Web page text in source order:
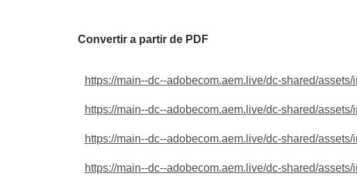
Convertir a partir de PDF
https://main--dc--adobecom.aem.live/dc-shared/
https://main--dc--adobecom.aem.live/dc-shared/
https://main--dc--adobecom.aem.live/dc-shared/
https://main--dc--adobecom.aem.live/dc-shared/